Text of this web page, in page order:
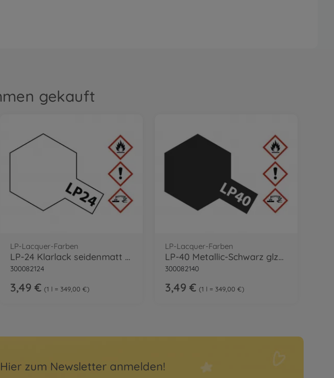
gekauft
LP-Lacquer-Farben
LP-24 Klarlack seidenmatt 10ml
300082124
3,49 € 1 l = 349,00 €
LP-Lacquer-Farben
LP-40 Metallic-Schwarz glzd. 10ml
300082140
3,49 € 1 l = 349,00 €
Hier zum Newsletter anmelden!